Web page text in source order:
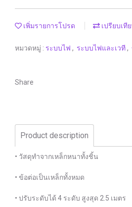
เพิ่มรายการโปรด เปรียบเที
หมวดหมู่ : ระบบไฟ , ระบบไฟและเวที,
Share
Product description
• วัสดุทำจากเหล็กหนาทั้งชิ้น
• ข้อต่อเป็นเหล็กทั้งหมด
• ปรับระดับได้ 4 ระดับ สูงสุด 2.5 เมตร